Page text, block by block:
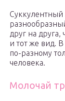
друг на друга,
и тот же вид.
по-разному
человека.
Молочай